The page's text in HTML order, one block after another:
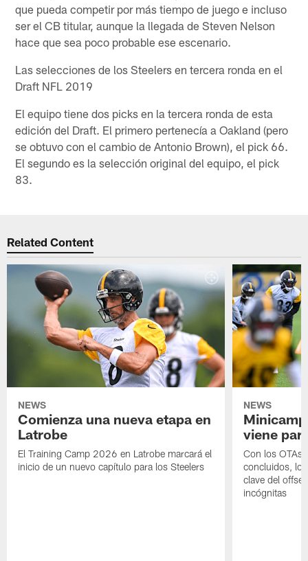
que pueda competir por más tiempo de juego e incluso
ser el CB titular, aunque la llegada de Steven Nelson
hace que sea poco probable ese escenario.
Las selecciones de los Steelers en tercera ronda en el
Draft NFL 2019
El equipo tiene dos picks en la tercera ronda de esta
edición del Draft. El primero pertenecía a Oakland (pero
se obtuvo con el cambio de Antonio Brown), el pick 66.
El segundo es la selección original del equipo, el pick
83.
Related Content
NEWS
Comienza una nueva etapa en
Latrobe
El Training Camp 2026 en Latrobe marcará el
inicio de un nuevo capítulo para los Steelers
NEWS
viene
Con los OTAs
concluidos,
clave del
incógnitas